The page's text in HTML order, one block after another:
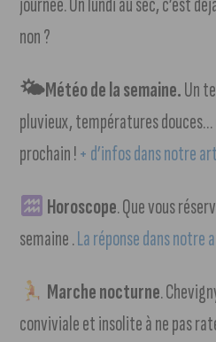
journée. Un lundi au sec, c’est
non ?
🌤Météo de la semaine.Un
pluvieux, températures
prochain !+ d’infos dans notre
Horoscope. Que vous
semaine .La réponse dans
Marche nocturne.
conviviale et insolite à ne pas